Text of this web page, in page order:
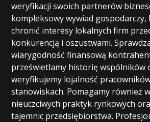
weryfikacji swoich partnerów
kompleksowy wywiad
chronić interesy lokalnych firm
konkurencją i oszustwami.
wiarygodność finansową
prześwietlamy historię wspólników
weryfikujemy lojalność
stanowiskach. Pomagamy również
nieuczciwych praktyk rynkowych
tajemnic przedsiębiorstwa.